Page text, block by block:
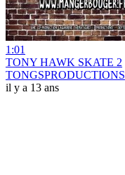
1:01
TONY HAWK SKATE 2
TONGSPRODUCTIONS
il y a 13 ans